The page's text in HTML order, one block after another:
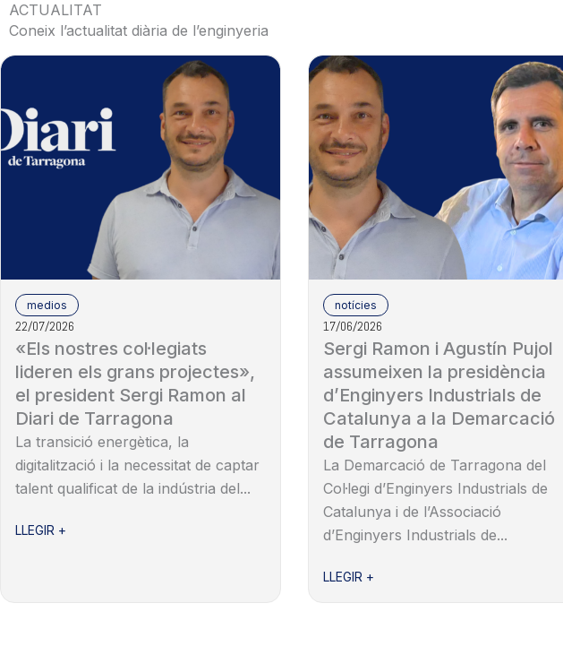
ACTUALITAT
Coneix l’actualitat diària de l’enginyeria
medios
22/07/2026
«Els nostres col·legiats
lideren els grans projectes»,
el president Sergi Ramon al
Diari de Tarragona
La transició energètica, la
digitalització i la necessitat de captar
talent qualificat de la indústria del...
LLEGIR +
notícies
17/06/2026
Sergi Ramon i Agustín Pujol
assumeixen la presidència
d’Enginyers Industrials de
Catalunya a la Demarcació
de Tarragona
La Demarcació de Tarragona del
Col·legi d’Enginyers Industrials de
Catalunya i de l’Associació
d’Enginyers Industrials de...
LLEGIR +